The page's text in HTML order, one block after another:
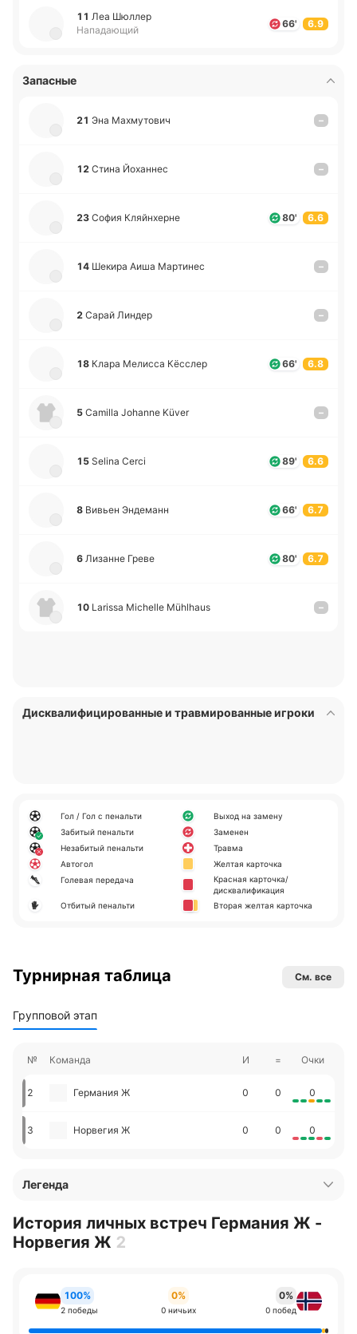
11 Леа Шюллер
Нападающий
66' 6.9
Запасные
21 Эна Ма­хму­то­вич –
12 Стина Йо­ха­ннес –
23 София Кляй­нхе­рне 80' 6.6
14 Шекира Аиша Ма­рти­нес –
2 Сарай Линдер –
18 Клара Ме­ли­сса Кё­сслер 66' 6.8
5 Camilla Johanne Küver –
15 Selina Cerci 89' 6.6
8 Вивьен Энде­манн 66' 6.7
6 Ли­за­нне Греве 80' 6.7
10 Larissa Michelle Mühlhaus –
Дисквалифицированные и травмированные игроки
Гол / Гол с пенальти
Забитый пенальти
Незабитый пенальти
Автогол
Голевая передача
Отбитый пенальти
Выход на замену
Заменен
Травма
Желтая карточка
Красная карточка/
дисквалификация
Вторая желтая карточка
Турнирная таблица См. все
Групповой этап
№ Команда И = Очки
2 Германия Ж 0 0 0
3 Норвегия Ж 0 0 0
Легенда
История личных встреч Германия Ж -
Норвегия Ж 2
100%
2 победы
0%
0 ничьих
0%
0 побед